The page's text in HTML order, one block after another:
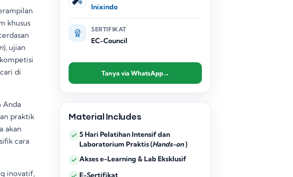
khusus
), ujian
di
Anda
praktik
akan
cara
inovatif,
Inixindo
SERTIFIKAT
EC-Council
Tanya via WhatsApp→
Material Includes
5 Hari Pelatihan Intensif dan
Laboratorium Praktis (Hands-on)
Akses e-Learning & Lab Eksklusif
E-Sertifikat